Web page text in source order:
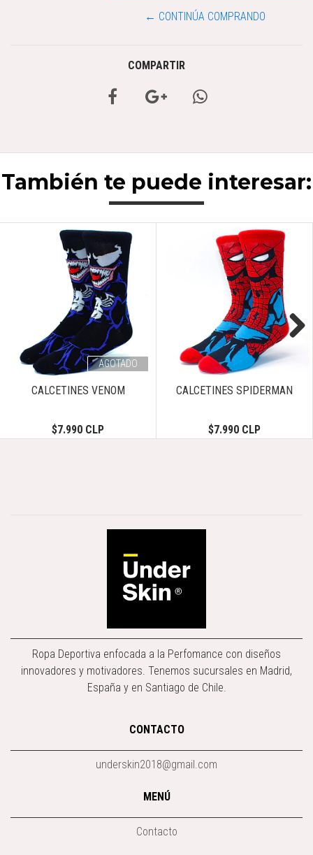
← CONTINÚA COMPRANDO
COMPARTIR
También te puede interesar:
AGOTADO
CALCETINES VENOM
$7.990 CLP
CALCETINES SPIDERMAN
$7.990 CLP
Next
Ropa Deportiva enfocada a la Perfomance con diseños
innovadores y motivadores. Tenemos sucursales en Madrid,
España y en Santiago de Chile.
CONTACTO
underskin2018@gmail.com
MENÚ
Contacto